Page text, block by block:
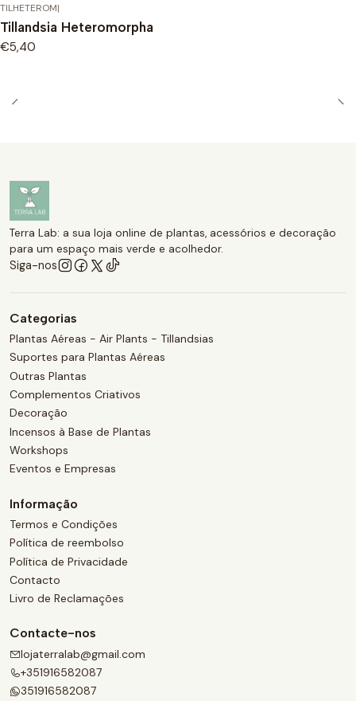
TILHETEROM|
Tillandsia Heteromorpha
€5,40
Terra Lab: a sua loja online de plantas, acessórios e decoração
para um espaço mais verde e acolhedor.
Siga-nos
Categorias
Plantas Aéreas - Air Plants - Tillandsias
Suportes para Plantas Aéreas
Outras Plantas
Complementos Criativos
Decoração
Incensos à Base de Plantas
Workshops
Eventos e Empresas
Informação
Termos e Condições
Política de reembolso
Política de Privacidade
Contacto
Livro de Reclamações
Contacte-nos
lojaterralab@gmail.com
+351916582087
351916582087